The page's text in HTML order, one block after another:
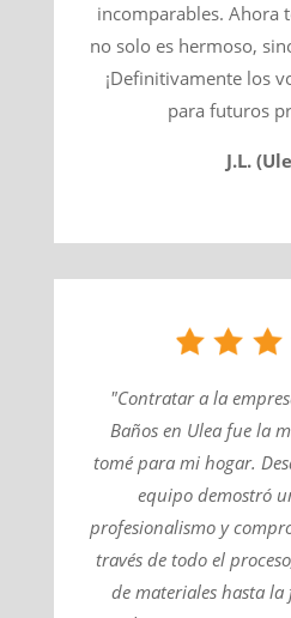
incomparables. Ahora
no solo es hermoso,
¡Definitivamente los
para futuros
J.L.
"Contratar a la
Baños en Ulea fue la
tomé para mi hogar.
equipo demostró
profesionalismo y
través de todo el
de materiales hasta